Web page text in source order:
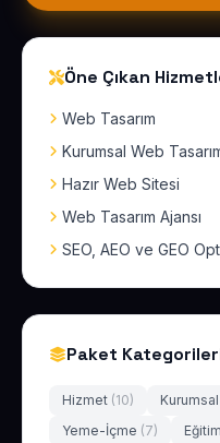
Öne Çıkan
Web Tasarım
Kurumsal Web
Hazır Web Sitesi
Web Tasarım Ajansı
SEO, AEO ve GEO
Paket
Hizmet (10) Kurumsal
Yeme-İçme (7) Eğitim